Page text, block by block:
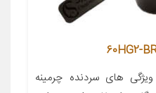
های سردنده چرمینه